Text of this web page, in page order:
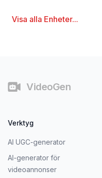
Visa alla Enheter...
VideoGen
Verktyg
AI UGC-generator
AI-generator för
videoannonser